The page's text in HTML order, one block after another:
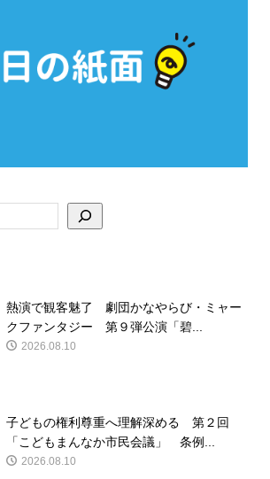
熱演で観客魅了 劇団かなやらび・ミャー
クファンタジー 第９弾公演「碧...
2026.08.10
子どもの権利尊重へ理解深める 第２回
「こどもまんなか市民会議」 条例...
2026.08.10